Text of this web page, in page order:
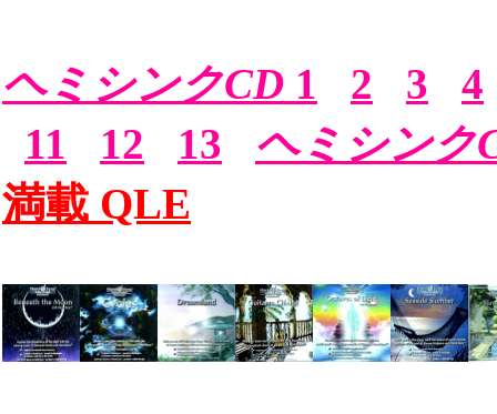
ヘミシンクCD 1 2 3
4
11
12 13
ヘミシンク
満載 QLE